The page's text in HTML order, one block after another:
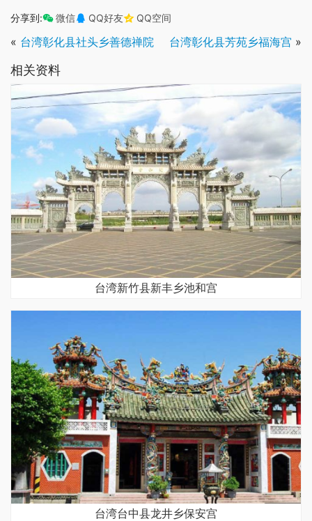
分享到: 微信 QQ好友 QQ空间
« 台湾彰化县社头乡善德禅院 台湾彰化县芳苑乡福海宫 »
相关资料
台湾新竹县新丰乡池和宫
台湾台中县龙井乡保安宫